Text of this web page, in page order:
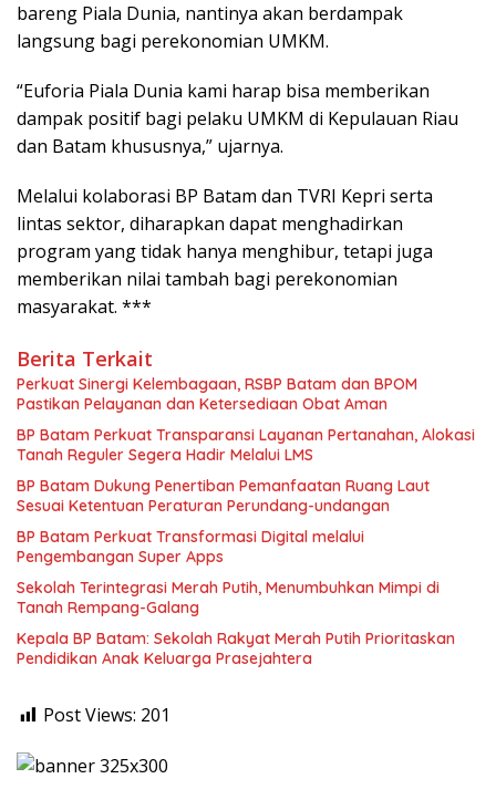
bareng Piala Dunia, nantinya akan berdampak
langsung bagi perekonomian UMKM.
“Euforia Piala Dunia kami harap bisa memberikan
dampak positif bagi pelaku UMKM di Kepulauan Riau
dan Batam khususnya,” ujarnya.
Melalui kolaborasi BP Batam dan TVRI Kepri serta
lintas sektor, diharapkan dapat menghadirkan
program yang tidak hanya menghibur, tetapi juga
memberikan nilai tambah bagi perekonomian
masyarakat. ***
Berita Terkait
Perkuat Sinergi Kelembagaan, RSBP Batam dan BPOM
Pastikan Pelayanan dan Ketersediaan Obat Aman
BP Batam Perkuat Transparansi Layanan Pertanahan, Alokasi
Tanah Reguler Segera Hadir Melalui LMS
BP Batam Dukung Penertiban Pemanfaatan Ruang Laut
Sesuai Ketentuan Peraturan Perundang-undangan
BP Batam Perkuat Transformasi Digital melalui
Pengembangan Super Apps
Sekolah Terintegrasi Merah Putih, Menumbuhkan Mimpi di
Tanah Rempang-Galang
Kepala BP Batam: Sekolah Rakyat Merah Putih Prioritaskan
Pendidikan Anak Keluarga Prasejahtera
Post Views: 201